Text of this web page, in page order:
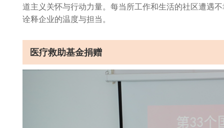
道主义关怀与行动力量。每当所工作和生活的社区遭遇
诠释企业的温度与担当。
医疗救助基金捐赠